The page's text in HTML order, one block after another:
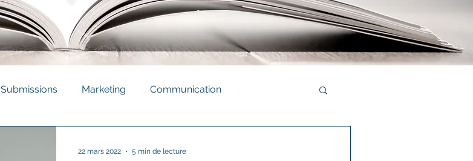
Submissions Marketing Communication
22 mars 2022 5 min de lecture